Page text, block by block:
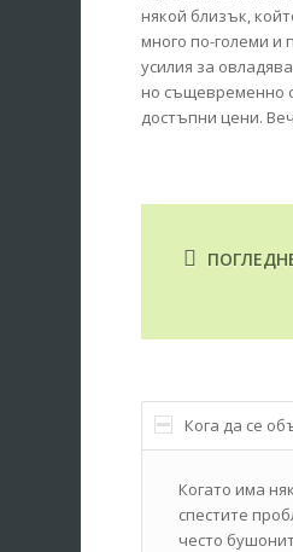
някой близък,
много по-големи
усилия за
но същевременно
достъпни цени.
Кога да се
Когато има
спестите
често